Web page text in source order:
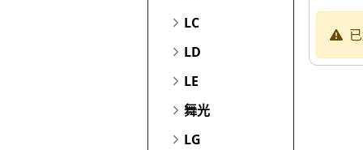
LC
LD
LE
舞光
LG